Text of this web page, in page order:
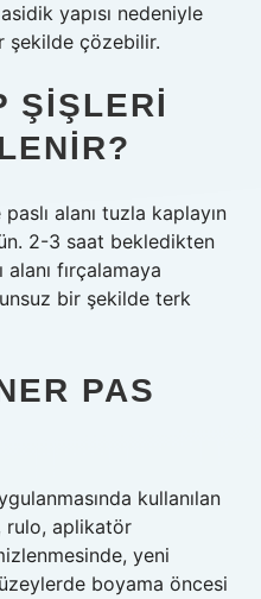
yapısı nedeniyle
şekilde çözebilir.
ŞIŞLERI
alanı tuzla kaplayın
2-3 saat bekledikten
fırçalamaya
bir şekilde terk
PAS
kullanılan
rulo, aplikatör
yeni
boyama öncesi